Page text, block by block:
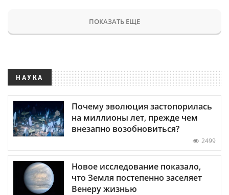
ПОКАЗАТЬ ЕЩЕ
НАУКА
Почему эволюция застопорилась
на миллионы лет, прежде чем
внезапно возобновиться?
2499
Новое исследование показало,
что Земля постепенно заселяет
Венеру жизнью